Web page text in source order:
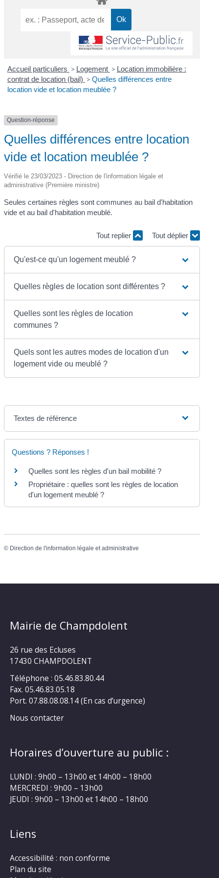
Accueil particuliers > Logement > Location immobilière :
contrat de location (bail) > Quelles différences entre
location vide et location meublée ?
Question-réponse
Quelles différences entre location
vide et location meublée ?
Vérifié le 23/03/2023 - Direction de l'information légale et
administrative (Première ministre)
Seules certaines règles sont communes au bail d'habitation
vide et au bail d'habitation meublé.
Tout replier Tout déplier
Qu'est-ce qu'un logement meublé ?
Quelles règles de location sont différentes ?
Quelles sont les règles de location
communes ?
Quels sont les autres modes de location d'un
logement vide ou meublé ?
Textes de référence
Questions ? Réponses !
Quelles sont les règles d'un bail mobilité ?
Propriétaire : quelles sont les règles de location
d'un logement meublé ?
© Direction de l'information légale et administrative
Mairie de Champdolent
26 rue des Ecluses
17430 CHAMPDOLENT
Téléphone : 05.46.83.80.44
Fax. 05.46.83.05.18
Port. 07.88.08.08.14 (En cas d’urgence)
Nous contacter
Horaires d’ouverture au public :
LUNDI : 9h00 – 13h00 et 14h00 – 18h00
MERCREDI : 9h00 – 13h00
JEUDI : 9h00 – 13h00 et 14h00 – 18h00
Liens
Accessibilité : non conforme
Plan du site